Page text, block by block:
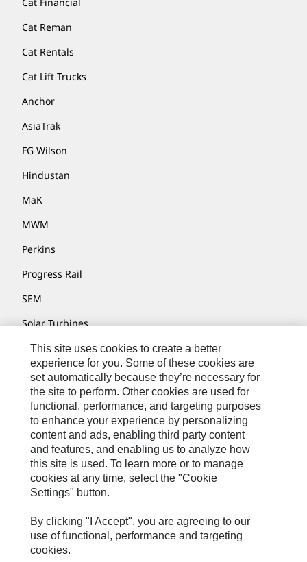
Cat Reman
Cat Rentals
Cat Lift Trucks
Anchor
AsiaTrak
FG Wilson
Hindustan
MaK
MWM
Perkins
Progress Rail
SEM
Solar Turbines
SPM Oil & Gas
Turner Powertrain Systems
Контакты
Карта Сайта
Cookie Settings
Юридическое Уведомление
Конфиденциальность
Cat.com
This site uses cookies to create a better
experience for you. Some of these cookies are
set automatically because they’re necessary for
the site to perform. Other cookies are used for
functional, performance, and targeting purposes
to enhance your experience by personalizing
content and ads, enabling third party content
and features, and enabling us to analyze how
this site is used. To learn more or to manage
cookies at any time, select the "Cookie
Settings" button.
By clicking "I Accept", you are agreeing to our
use of functional, performance and targeting
cookies.